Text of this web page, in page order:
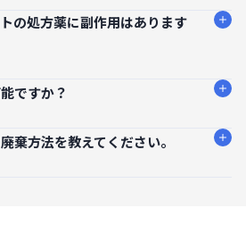
の処方薬に副作用はあります
ですか？
棄方法を教えてください。